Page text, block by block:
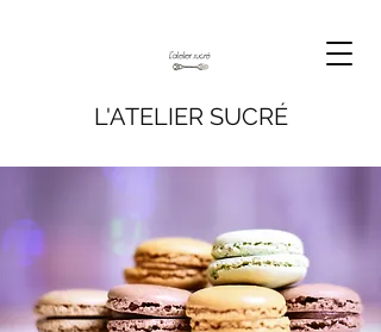
L'ATELIER SUCRÉ